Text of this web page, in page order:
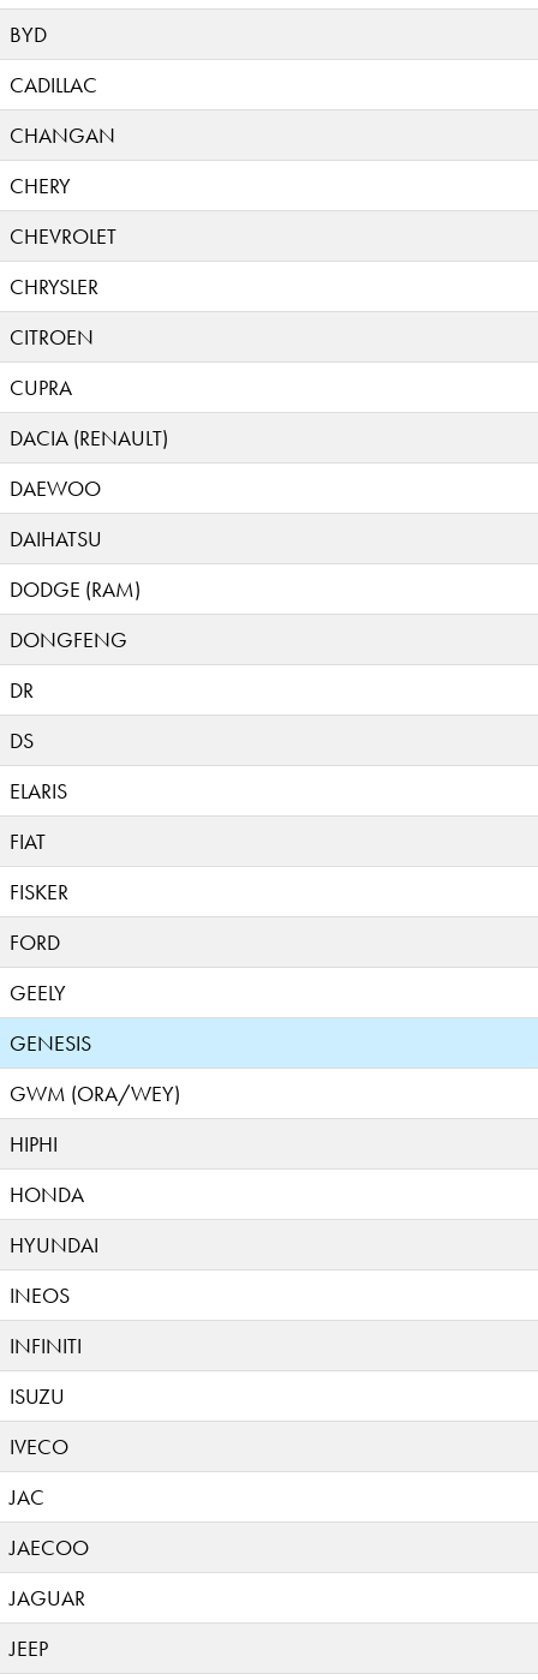
BYD
CADILLAC
CHANGAN
CHERY
CHEVROLET
CHRYSLER
CITROEN
CUPRA
DACIA (RENAULT)
DAEWOO
DAIHATSU
DODGE (RAM)
DONGFENG
DR
DS
ELARIS
FIAT
FISKER
FORD
GEELY
GENESIS
GWM (ORA/WEY)
HIPHI
HONDA
HYUNDAI
INEOS
INFINITI
ISUZU
IVECO
JAC
JAECOO
JAGUAR
JEEP